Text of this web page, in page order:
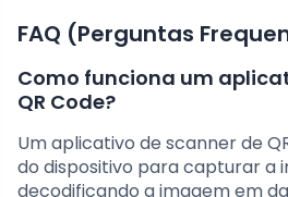
FAQ (Perguntas
Como funciona um
QR Code?
Um aplicativo de scanner de
do dispositivo para capturar a
decodificando a imagem em